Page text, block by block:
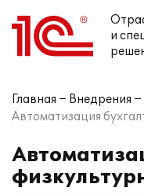
и
Главная
Внедрения
Автоматизация